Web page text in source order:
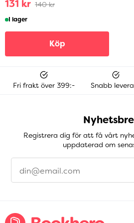
131 kr 140 kr
I lager
Köp
Fri frakt över 399:- Snabb
Registrera dig för att få vårt
uppdaterad om